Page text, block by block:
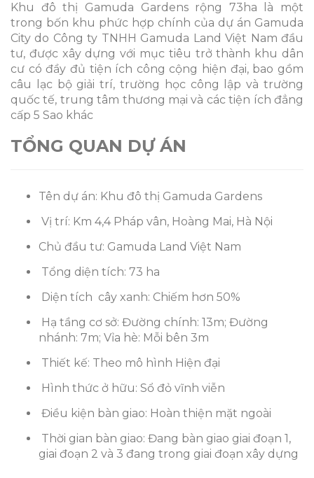
Khu đô thị Gamuda Gardens rộng 73ha là một
trong bốn khu phức hợp chính của dự án Gamuda
City do Công ty TNHH Gamuda Land Việt Nam đầu
tư, được xây dựng với mục tiêu trở thành khu dân
cư có đầy đủ tiện ích công cộng hiện đại, bao gồm
câu lạc bộ giải trí, trường học công lập và trường
quốc tế, trung tâm thương mại và các tiện ích đẳng
cấp 5 Sao khác
TỔNG QUAN DỰ ÁN
Tên dự án: Khu đô thị Gamuda Gardens
Vị trí: Km 4,4 Pháp vân, Hoàng Mai, Hà Nội
Chủ đầu tư: Gamuda Land Việt Nam
Tổng diện tích: 73 ha
Diện tích cây xanh: Chiếm hơn 50%
Hạ tầng cơ sở: Đường chính: 13m; Đường
nhánh: 7m; Vỉa hè: Mỗi bên 3m
Thiết kế: Theo mô hình Hiện đại
Hình thức ở hữu: Sổ đỏ vĩnh viễn
Điều kiện bàn giao: Hoàn thiện mặt ngoài
Thời gian bàn giao: Đang bàn giao giai đoạn 1,
giai đoạn 2 và 3 đang trong giai đoạn xây dựng